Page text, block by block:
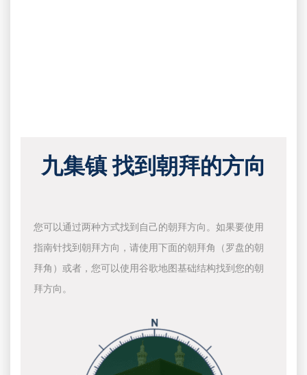
九集镇 找到朝拜的方向
您可以通过两种方式找到自己的朝拜方向。如果要使用
指南针找到朝拜方向，请使用下面的朝拜角（罗盘的朝
拜角）或者，您可以使用谷歌地图基础结构找到您的朝
拜方向。